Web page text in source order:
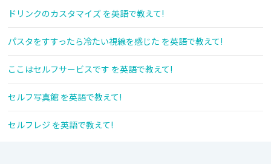
ドリンクのカスタマイズ を英語で教えて!
パスタをすすったら冷たい視線を感じた を英語で教えて!
ここはセルフサービスです を英語で教えて!
セルフ写真館 を英語で教えて!
セルフレジ を英語で教えて!